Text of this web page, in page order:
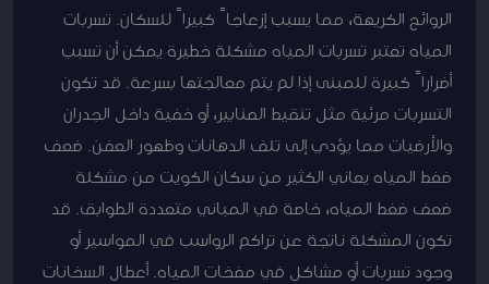
الروائح الكريهة، مما يسبب إزعاجاً كبيراً للسكان. تسربات
المياه تعتبر تسربات المياه مشكلة خطيرة يمكن أن تسبب
أضراراً كبيرة للمبنى إذا لم يتم معالجتها بسرعة. قد تكون
التسربات مرئية مثل تنقيط الصنابير، أو خفية داخل الجدران
والأرضيات مما يؤدي إلى تلف الدهانات وظهور العفن. ضعف
ضغط المياه يعاني الكثير من سكان الكويت من مشكلة
ضعف ضغط المياه، خاصة في المباني متعددة الطوابق. قد
تكون المشكلة ناتجة عن تراكم الرواسب في المواسير أو
وجود تسربات أو مشاكل في مضخات المياه. أعطال السخانات